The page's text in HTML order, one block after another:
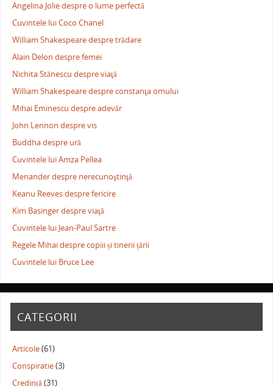
Angelina Jolie despre o lume perfectă
Cuvintele lui Coco Chanel
William Shakespeare despre trădare
Alain Delon despre femei
Nichita Stănescu despre viaţă
William Shakespeare despre constanţa omului
Mihai Eminescu despre adevăr
John Lennon despre vis
Buddha despre ură
Cuvintele lui Amza Pellea
Menander despre nerecunoştinţă
Keanu Reeves despre fericire
Kim Basinger despre viaţă
Cuvintele lui Jean-Paul Sartre
Regele Mihai despre copiii și tinerii țării
Cuvintele lui Bruce Lee
CATEGORII
Articole(61)
Conspiratie(3)
Credință(31)